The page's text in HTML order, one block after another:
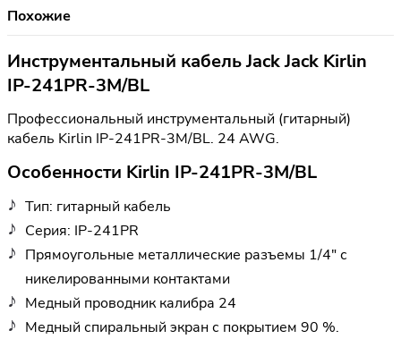
Похожие
Инструментальный кабель Jack Jack Kirlin
IP-241PR-3M/BL
Профессиональный инструментальный (гитарный)
кабель Kirlin IP-241PR-3M/BL. 24 AWG.
Особенности Kirlin IP-241PR-3M/BL
Тип: гитарный кабель
Серия: IP-241PR
Прямоугольные металлические разъемы 1/4" с
никелированными контактами
Медный проводник калибра 24
Медный спиральный экран с покрытием 90 %.